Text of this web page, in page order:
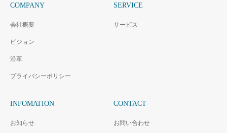
COMPANY
会社概要
ビジョン
沿革
プライバシーポリシー
SERVICE
サービス
INFOMATION
お知らせ
CONTACT
お問い合わせ